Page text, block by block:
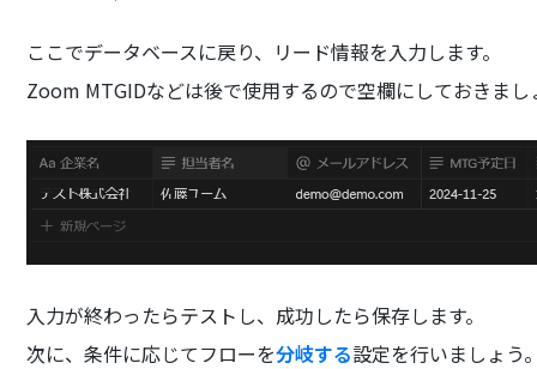
ここでデータベースに戻り、リード情報を入力します。
Zoom MTGIDなどは後で使用するので空欄にしておきまし
入力が終わったらテストし、成功したら保存します。
次に、条件に応じてフローを分岐する設定を行いましょう